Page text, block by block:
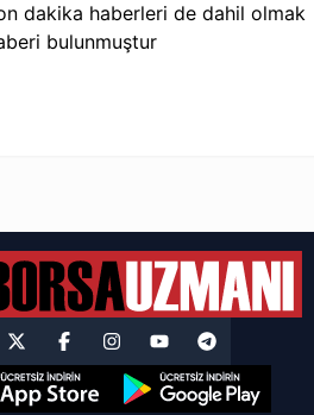
hareket haline geldi. Bitcoin,
piyasa değeriyle birlikte küresel
dakika haberleri de dahil olmak
bulunmuştur